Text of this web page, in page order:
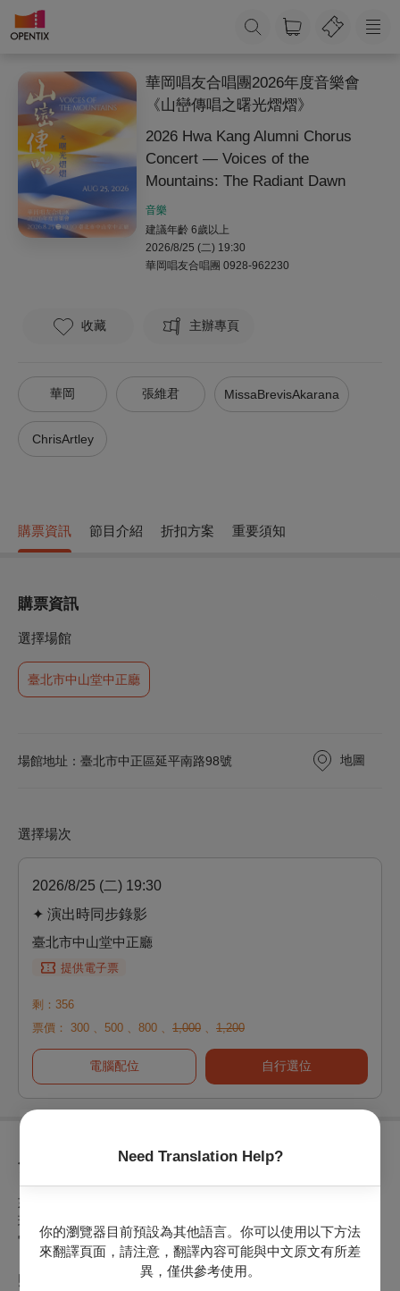
Need Translation Help?
你的瀏覽器目前預設為其他語言。你可以使用以下方法
來翻譯頁面，請注意，翻譯內容可能與中文原文有所差
異，僅供參考使用。
華岡唱友合唱團2026年度音樂會
《山巒傳唱之曙光熠熠》
2026 Hwa Kang Alumni Chorus
Concert — Voices of the
Mountains: The Radiant Dawn
音樂
建議年齡 6歲以上
2026/8/25 (二) 19:30
華岡唱友合唱團 0928-962230
收藏 主辦專頁
華岡 張維君 MissaBrevisAkarana
ChrisArtley
購票資訊 節目介紹 折扣方案 重要須知
購票資訊
選擇場館
臺北市中山堂中正廳
場館地址：臺北市中正區延平南路98號 地圖
選擇場次
2026/8/25 (二) 19:30
✦ 演出時同步錄影
臺北市中山堂中正廳
提供電子票
剩：356
票價：
300 、 500 、 800 、 1,000 、 1,200
電腦配位 自行選位
節目介紹
如果人生是一段漫長的旅程，那麼光，總是在最需要的時刻出
現。
它可能來自信仰，來自夢想，來自一次美好的相遇，也可能來
自一句話、一段旋律，或某個始終陪伴在身邊的人。那些曾經
照亮過我們的微光，即使微弱，依然在記憶深處閃耀，陪伴我